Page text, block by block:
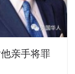
but he
2012 saw the
of Academy
亲手将罪